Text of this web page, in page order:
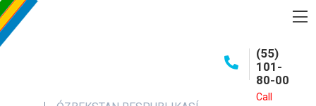
(55)
101-
80-00
Call